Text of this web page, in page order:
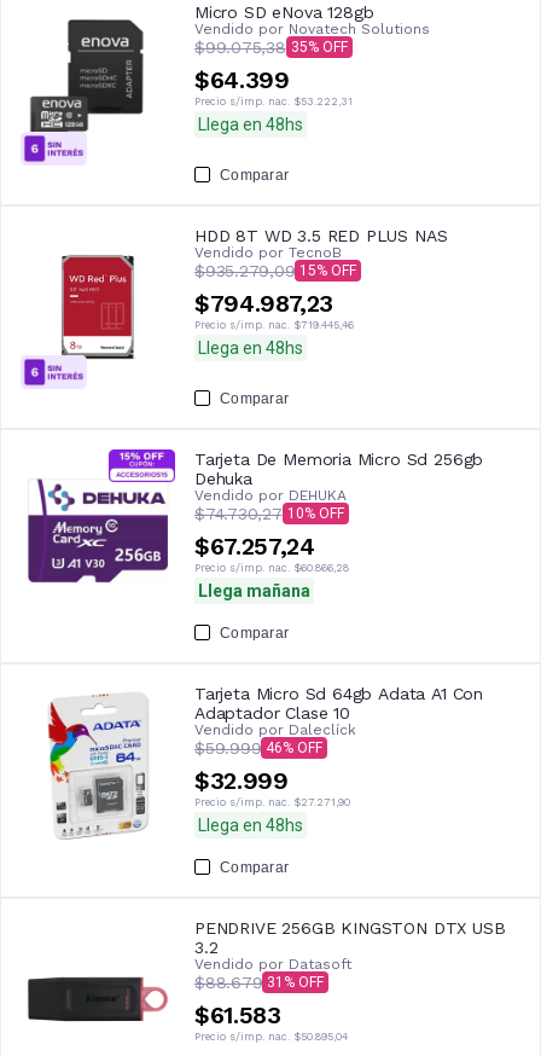
Micro SD eNova 128gb
Vendido por Novatech Solutions
$99.075,38 35
$64.399
Precio s/imp. nac. $53.222,31
Llega en 48hs
Comparar
HDD 8T WD 3.5 RED PLUS NAS
Vendido por TecnoB
$935.279,09 15
$794.987,23
Precio s/imp. nac. $719.445,46
Llega en 48hs
Comparar
Tarjeta De Memoria Micro Sd 256gb
Dehuka
Vendido por DEHUKA
$74.730,27 10
$67.257,24
Precio s/imp. nac. $60.866,28
Llega mañana
Comparar
Tarjeta Micro Sd 64gb Adata A1 Con
Adaptador Clase 10
Vendido por Daleclíck
$59.999 46
$32.999
Precio s/imp. nac. $27.271,90
Llega en 48hs
Comparar
PENDRIVE 256GB KINGSTON DTX USB
3.2
Vendido por Datasoft
$88.679 31
$61.583
Precio s/imp. nac. $50.895,04